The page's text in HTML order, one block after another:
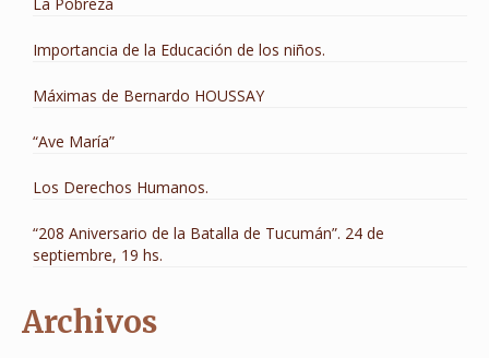
La Pobreza
Importancia de la Educación de los niños.
Máximas de Bernardo HOUSSAY
“Ave María”
Los Derechos Humanos.
“208 Aniversario de la Batalla de Tucumán”. 24 de
septiembre, 19 hs.
Archivos